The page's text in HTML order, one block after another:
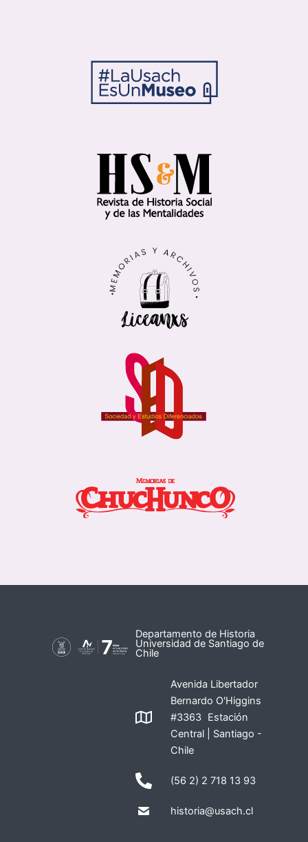
Departamento de Historia
Universidad de Santiago de
Chile
Avenida Libertador
Bernardo O'Higgins
#3363 Estación
Central | Santiago -
Chile
(56 2) 2 718 13 93
historia@usach.cl